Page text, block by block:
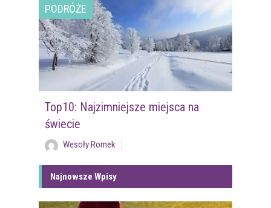
PODRÓŻE
Top10: Najzimniejsze miejsca na
świecie
Wesoły Romek
Najnowsze Wpisy